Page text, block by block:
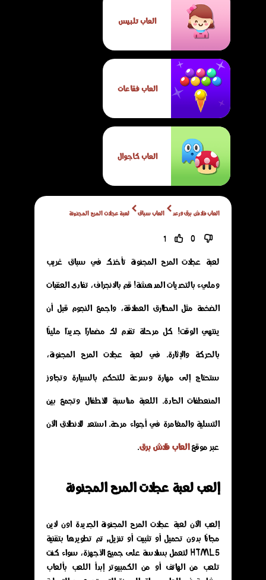
العاب تلبيس
العاب فقاعات
العاب كاجوال
العاب فلاش برق ورعد العاب سباق لعبة عجلات المرح المجنونة
0
1
لعبة عجلات المرح المجنونة تأخذك في سباق غريب
ومليء بالتحديات المدهشة! قم بالانجراف، تفادى العقبات
الضخمة مثل المطارق العملاقة، واجمع النجوم قبل أن
ينتهي الوقت! كل مرحلة تقدم لك مضمارًا جديدًا مليئًا
بالحركة والإثارة. في لعبة عجلات المرح المجنونة،
ستحتاج إلى مهارة وسرعة للتحكم بالسيارة وتجاوز
المنعطفات الحادة. اللعبة مناسبة للأطفال وتجمع بين
التسلية والمغامرة في أجواء مرحة. استعد للانطلاق الآن
عبر موقعالعاب فلاش برق.
إلعب لعبة عجلات المرح المجنونة
إلعب الآن لعبة عجلات المرح المجنونة الجديدة اون لاين
مجانًا بدون تحميل أو تثبيت أو تنزيل, تم تطويرها بتقنية
HTML5 لتعمل بسلاسة على جميع الأجهزة، سواء كنت
تلعب من الهاتف أو من الكمبيوتر إبدأ اللعب بألعاب